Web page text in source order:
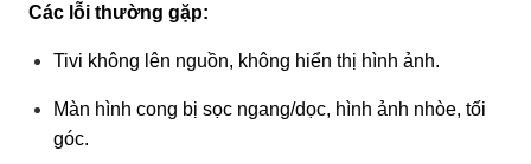
Các lỗi thường gặp:
Tivi không lên nguồn, không hiển thị hình ảnh.
Màn hình cong bị sọc ngang/dọc, hình ảnh nhòe, tối
góc.